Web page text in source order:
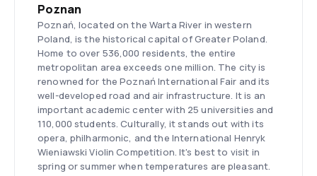
Poznan
Poznań, located on the Warta River in western
Poland, is the historical capital of Greater Poland.
Home to over 536,000 residents, the entire
metropolitan area exceeds one million. The city is
renowned for the Poznań International Fair and its
well-developed road and air infrastructure. It is an
important academic center with 25 universities and
110,000 students. Culturally, it stands out with its
opera, philharmonic, and the International Henryk
Wieniawski Violin Competition. It's best to visit in
spring or summer when temperatures are pleasant.